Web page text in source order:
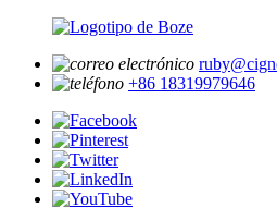
+86 18319979646